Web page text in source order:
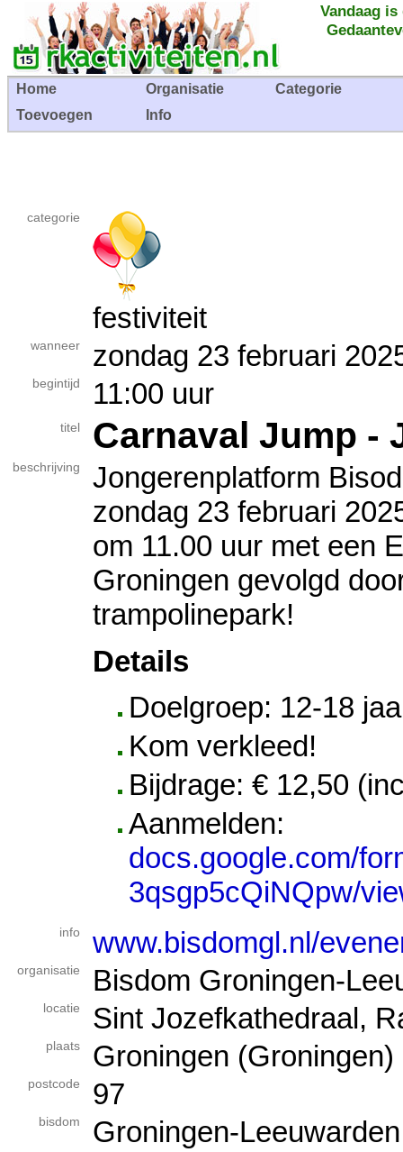
Vandaag
Home Organisatie
Categorie
Toevoegen
Info
categorie
festiviteit
wanneer zondag 23 februari
begintijd 11:00 uur
titel Carnaval Jump -
beschrijving
Jongerenplatform
zondag 23 februari
om 11.00 uur met een
Groningen gevolgd
trampolinepark!
Details
Doelgroep: 12-18
Kom verkleed!
Bijdrage: € 12,50
Aanmelden:
docs.google.com/
3qsgp5cQiNQpw/
info www.bisdomgl.nl/
organisatie Bisdom Groningen-
locatie Sint Jozefkathedraal,
plaats Groningen (Groningen)
postcode 97
bisdom Groningen-Leeuwarden